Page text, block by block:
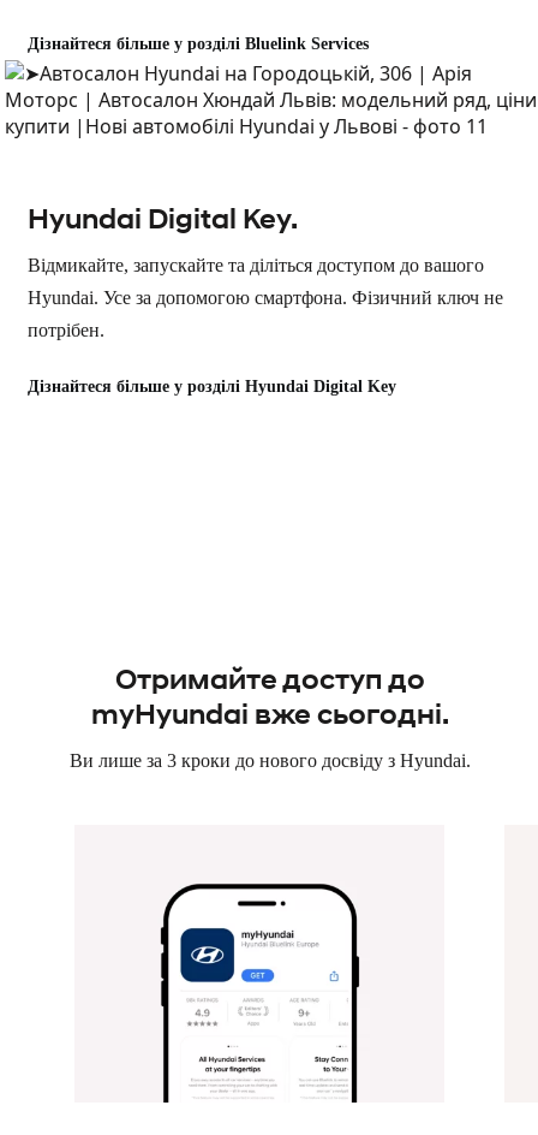
Дізнайтеся більше у розділі Bluelink Services
Hyundai Digital Key.
Відмикайте, запускайте та діліться доступом до вашого
Hyundai. Усе за допомогою смартфона. Фізичний ключ не
потрібен.
Дізнайтеся більше у розділі Hyundai Digital Key
Отримайте доступ до
myHyundai вже сьогодні.
Ви лише за 3 кроки до нового досвіду з Hyundai.